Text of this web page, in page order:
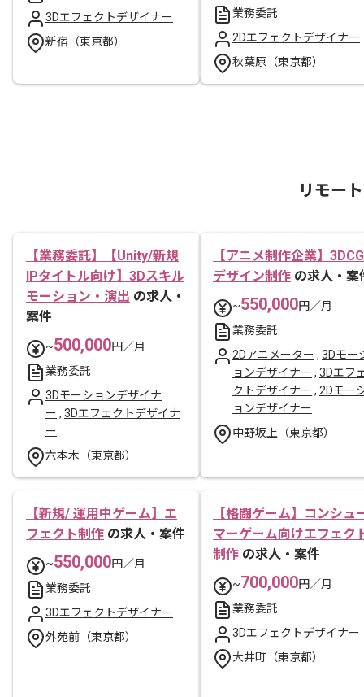
3Dエフェクトデザイナー
新宿（東京都）
業務委託
2Dエフェクトデザイナー
秋葉原（東京都）
リモー
【業務委託】【Unity/新規
IPタイトル向け】3Dスキル
モーション・演出 の求人・
案件
~500,000円／月
業務委託
3Dモーションデザイナ
ー , 3Dエフェクトデザイナ
ー
六本木（東京都）
【アニメ制作企業】3DCG
デザイン制作 の求人・案
~550,000円／月
業務委託
2Dアニメーター , 3Dモー
ョンデザイナー , 3Dエフ
クトデザイナー , 2Dモー
ョンデザイナー
中野坂上（東京都）
【新規/ 運用中ゲーム】エ
フェクト制作 の求人・案件
~550,000円／月
業務委託
3Dエフェクトデザイナー
外苑前（東京都）
【格闘ゲーム】コンシュ
マーゲーム向けエフェク
制作 の求人・案件
~700,000円／月
業務委託
3Dエフェクトデザイナー
大井町（東京都）